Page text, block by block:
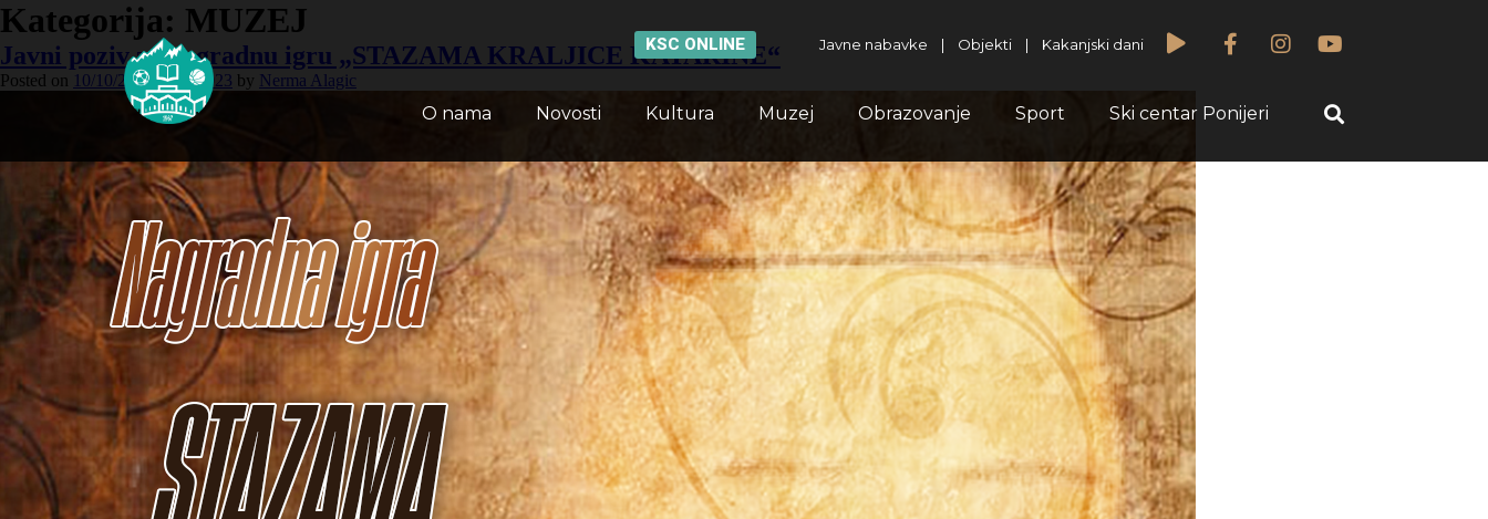
KSC ONLINE Javne nabavke | Objekti | Kakanjski dani
O nama Novosti Kultura Muzej Obrazovanje Sport Ski centar Ponijeri
Kategorija: MUZEJ
Javni poziv za nagradnu igru „STAZAMA KRALJICE KATARINE“
Posted on 10/10/2023 10/10/2023 by Nerma Alagic